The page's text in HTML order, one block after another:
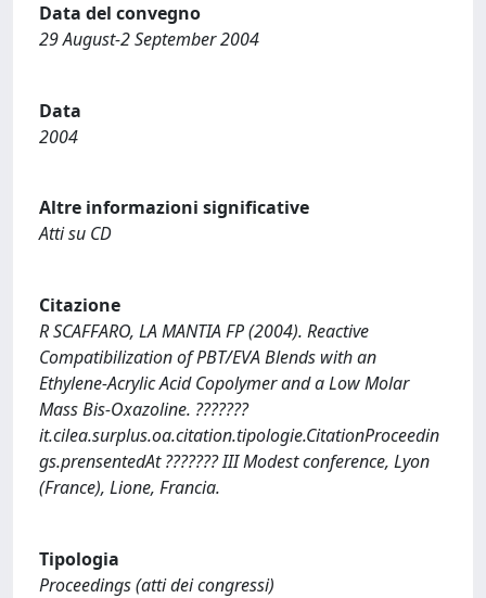
Data del convegno
29 August-2 September 2004
Data
2004
Altre informazioni significative
Atti su CD
Citazione
R SCAFFARO, LA MANTIA FP (2004). Reactive
Compatibilization of PBT/EVA Blends with an
Ethylene‐Acrylic Acid Copolymer and a Low Molar
Mass Bis‐Oxazoline. ???????
it.cilea.surplus.oa.citation.tipologie.CitationProceedin
gs.prensentedAt ??????? III Modest conference, Lyon
(France), Lione, Francia.
Tipologia
Proceedings (atti dei congressi)